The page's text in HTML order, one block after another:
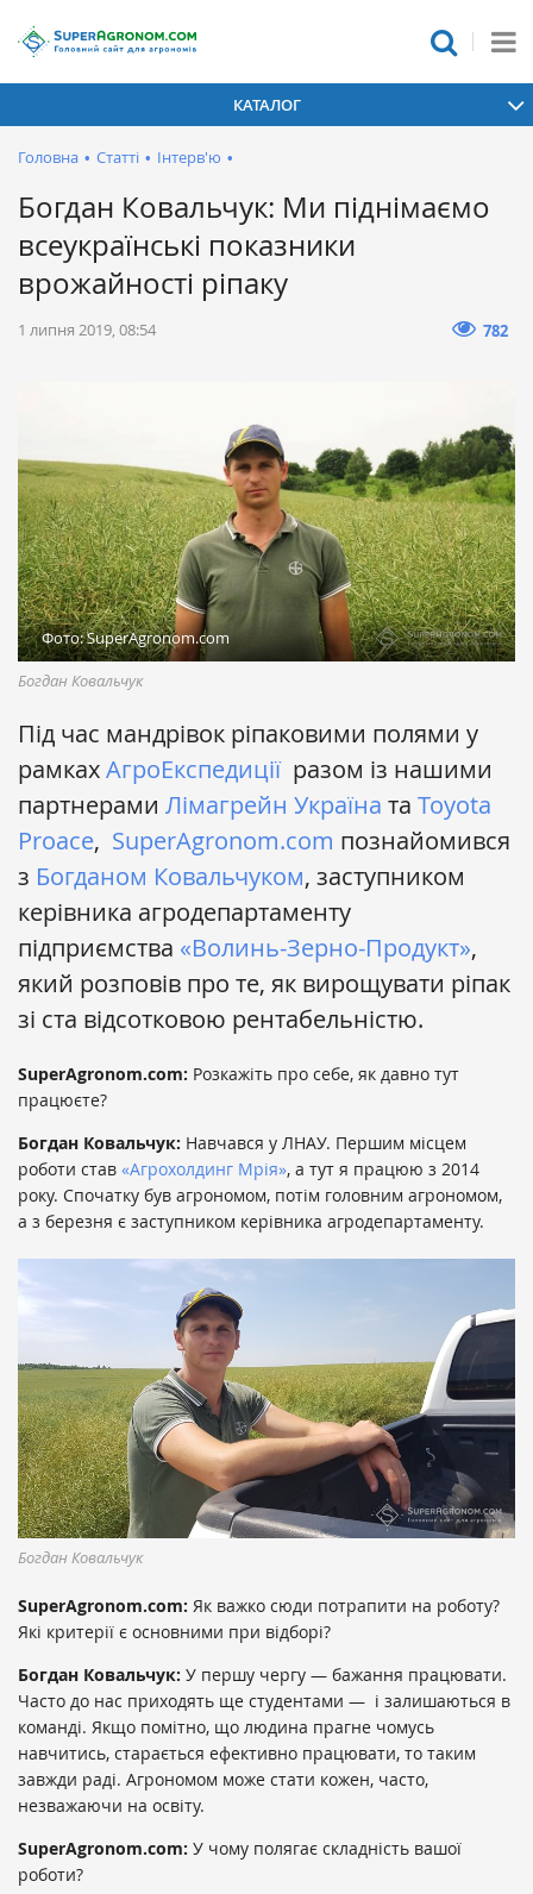
КАТАЛОГ
Головна • Статті • Інтерв'ю •
Богдан Ковальчук: Ми піднімаємо
всеукраїнські показники
врожайності ріпаку
1 липня 2019, 08:54 782
Фото: SuperAgronom.com
Богдан Ковальчук
Під час мандрівок ріпаковими полями у
рамкахАгроЕкспедиції разом із нашими
партнерами Лімaгрейн Укрaїнa та Toyota
Proace, SuperAgronom.com познайомився
з Богданом Ковальчуком, заступником
керівника агродепартаменту
підприємства «Волинь-Зерно-Продукт»,
який розповів про те, як вирощувати ріпак
зі ста відсотковою рентабельністю.
SuperAgronom.com: Розкажіть про себе, як давно тут
працюєте?
Богдан Ковальчук: Навчався у ЛНАУ. Першим місцем
роботи став «Агрохолдинг Мрія», а тут я працюю з 2014
року. Спочатку був агрономом, потім головним агрономом,
а з березня є заступником керівника агродепартаменту.
Богдан Ковальчук
SuperAgronom.com: Як важко сюди потрапити на роботу?
Які критерії є основними при відборі?
Богдан Ковальчук: У першу чергу — бажання працювати.
Часто до нас приходять ще студентами — і залишаються в
команді. Якщо помітно, що людина прагне чомусь
навчитись, старається ефективно працювати, то таким
завжди раді. Агрономом може стати кожен, часто,
незважаючи на освіту.
SuperAgronom.com: У чому полягає складність вашої
роботи?